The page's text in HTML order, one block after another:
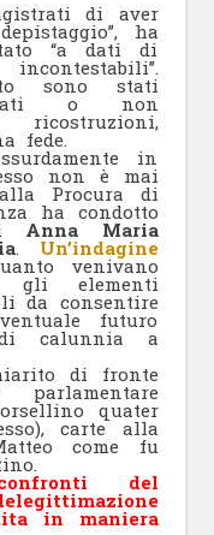
di aver
ha
“a dati di
sono stati
o non
fede.
in
non è mai
Procura di
ha condotto
Anna Maria
. Un’indagine
venivano
gli elementi
da consentire
futuro
di calunnia a
di fronte
quater
carte alla
come fu
del
in maniera